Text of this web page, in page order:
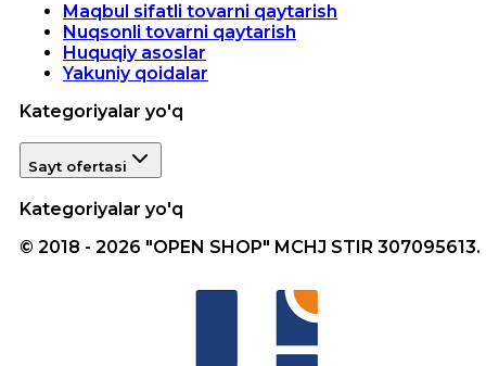
Maqbul sifatli tovarni qaytarish
Nuqsonli tovarni qaytarish
Huquqiy asoslar
Yakuniy qoidalar
Kategoriyalar yo'q
Sayt ofertasi
Kategoriyalar yo'q
© 2018 - 2026 "OPEN SHOP" MCHJ STIR 307095613.